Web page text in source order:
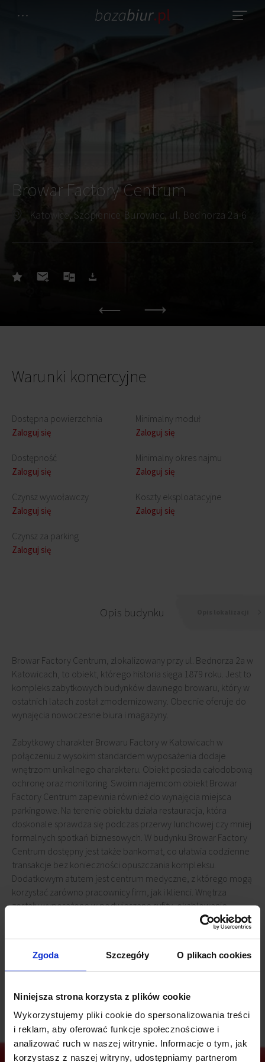
Zgoda Szczegóły O plikach cookies
Niniejsza strona korzysta z plików cookie
Wykorzystujemy pliki cookie do spersonalizowania treści
i reklam, aby oferować funkcje społecznościowe i
analizować ruch w naszej witrynie. Informacje o tym, jak
korzystasz z naszej witryny, udostępniamy partnerom
Browar Factory Centrum
Katowice, Szopienice-Burowiec, ul. Bednorza 2a-6
Warunki komercyjne
Dostępna powierzchnia
Zaloguj się
Dostępność
Zaloguj się
Czynsz wywoławczy
Zaloguj się
Czynsz za parking
Zaloguj się
Minimalny moduł
Zaloguj się
Minimalny okres najmu
Zaloguj się
Koszty eksploatacyjne
Zaloguj się
Opis budynku
Browar Factory Centrum, zlokalizowany przy ul. Bednorza 2a w
Katowicach, to obiekt, którego historia sięga 1879 roku. Jest to
kompleks zabytkowych budynków dawnego browaru, który w
ostatnich latach został zmodernizowany. Obecnie oferuje do
wynajęcia nowoczesne biura i magazyny.
Zabytkowy charakter Browaru Factory w Katowicach w
połączeniu z wysokim standardem wyposażenia dodaje
wnętrzom unikalnego charakteru. Obiekt posiada całodobową
ochronę oraz monitoring. Swoim najemcom obiekt Browar
Factory Centrum zapewnia również do wynajęcia miejsca
parkingowe. Na terenie obiektu działa restauracja, która
doskonale sprawdza się podczas przerwy lunchowej czy mniej
formalnych spotkań biznesowych. W budynku Browar Factory
Centrum dostępny jest także bankomat, co ułatwia codzienne
transakcje bez konieczności opuszczania kompleksu.
Dodatkowym atutem jest centrum medyczne, z którego mogą
korzystać zarówno pracownicy firm, jak i klienci. Wnętrza
zostały wyposażone w podwieszane sufity, okablowanie
elektryczne, komputerowe i telefoniczne, co pozwala na
dostępne są szybkie łącza światłowodowe, gwarantujące
stabilny i błyskawiczny dostęp do internetu.